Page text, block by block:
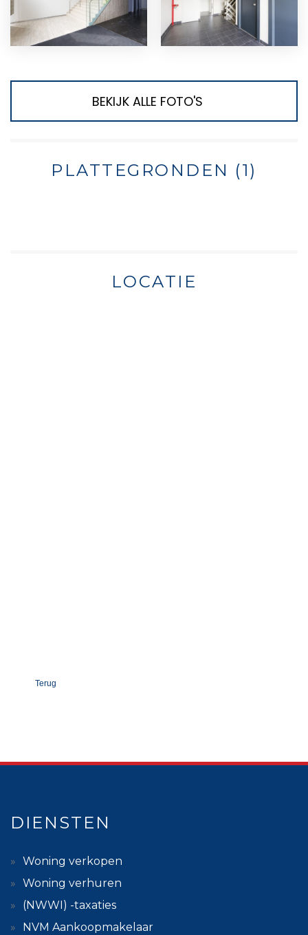
BEKIJK ALLE FOTO'S
PLATTEGRONDEN (1)
LOCATIE
Terug
DIENSTEN
Woning verkopen
Woning verhuren
(NWWI) -taxaties
NVM Aankoopmakelaar